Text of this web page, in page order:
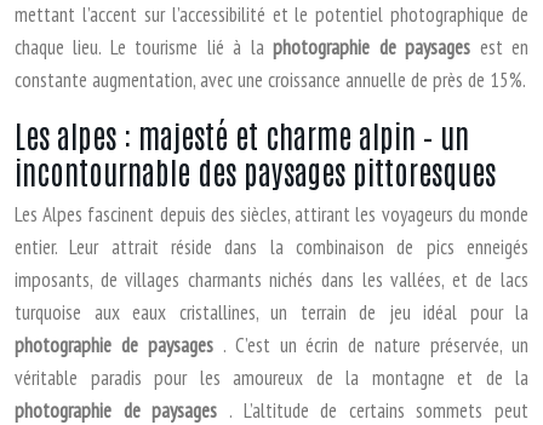
mettant l’accent sur l’accessibilité et le potentiel photographique de
chaque lieu. Le tourisme lié à laphotographie de paysages est en
constante augmentation, avec une croissance annuelle de près de 15%.
Les alpes : majesté et charme alpin – un
incontournable des paysages pittoresques
Les Alpes fascinent depuis des siècles, attirant les voyageurs du monde
entier. Leur attrait réside dans la combinaison de pics enneigés
imposants, de villages charmants nichés dans les vallées, et de lacs
turquoise aux eaux cristallines, un terrain de jeu idéal pour la
photographie de paysages . C’est un écrin de nature préservée, un
véritable paradis pour les amoureux de la montagne et de la
photographie de paysages . L’altitude de certains sommets peut